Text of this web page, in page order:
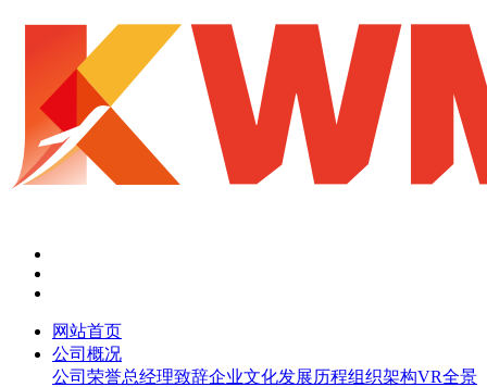
网站首页
公司概况
公司荣誉总经理致辞企业文化发展历程组织架构VR全景